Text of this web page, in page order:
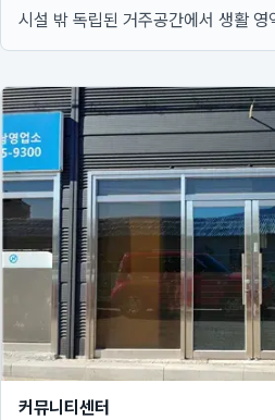
시설 밖 독립된 거주공간에서 생활 영
커뮤니티센터